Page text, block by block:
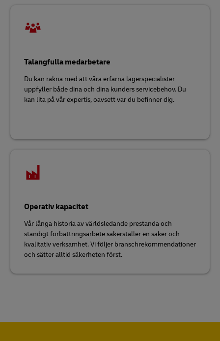
Talangfulla medarbetare
Du kan räkna med att våra erfarna lagerspecialister
uppfyller både dina och dina kunders servicebehov. Du
kan lita på vår expertis, oavsett var du befinner dig.
Operativ kapacitet
Vår långa historia av världsledande prestanda och
ständigt förbättringsarbete säkerställer en säker och
kvalitativ verksamhet. Vi följer branschrekommendationer
och sätter alltid säkerheten först.